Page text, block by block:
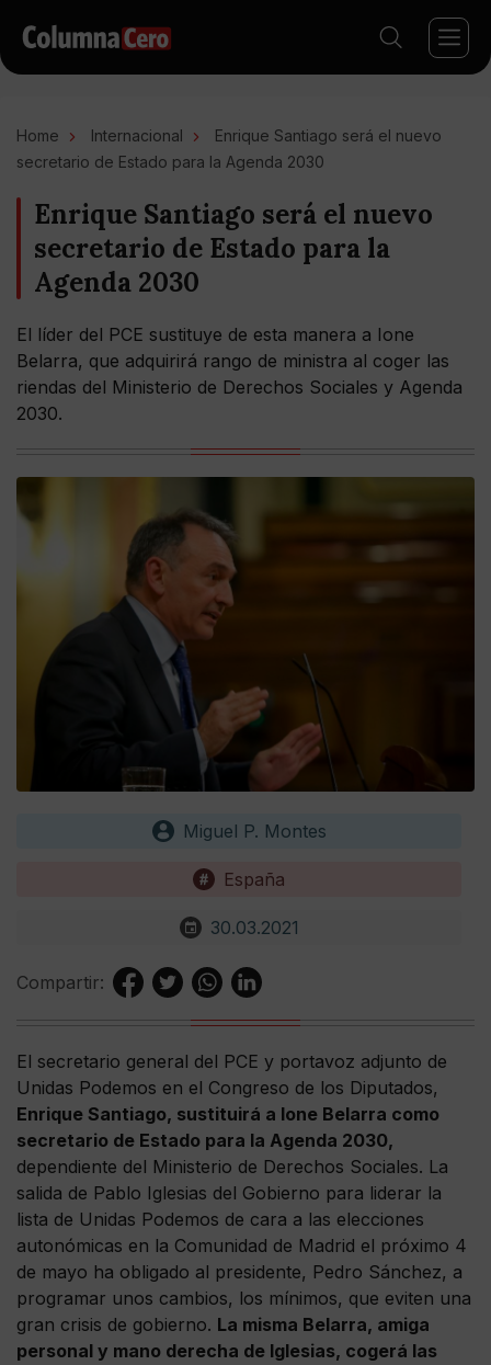
Home Internacional
Enrique Santiago será el nuevo
secretario de Estado para la Agenda 2030
Enrique Santiago será el nuevo
secretario de Estado para la
Agenda 2030
El líder del PCE sustituye de esta manera a Ione
Belarra, que adquirirá rango de ministra al coger las
riendas del Ministerio de Derechos Sociales y Agenda
2030.
Miguel P. Montes
España
30.03.2021
Compartir:
El secretario general del PCE y portavoz adjunto de
Unidas Podemos en el Congreso de los Diputados,
Enrique Santiago, sustituirá a Ione Belarra como
secretario de Estado para la Agenda 2030,
dependiente del Ministerio de Derechos Sociales. La
salida de Pablo Iglesias del Gobierno para liderar la
lista de Unidas Podemos de cara a las elecciones
autonómicas en la Comunidad de Madrid el próximo 4
de mayo ha obligado al presidente, Pedro Sánchez, a
programar unos cambios, los mínimos, que eviten una
gran crisis de gobierno. La misma Belarra, amiga
personal y mano derecha de Iglesias, cogerá las